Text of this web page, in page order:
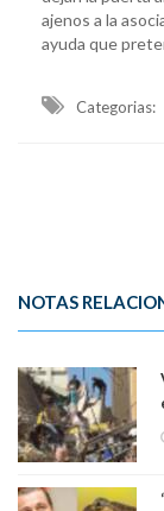
ajenos a la
ayuda que
Categorias:
NOTAS